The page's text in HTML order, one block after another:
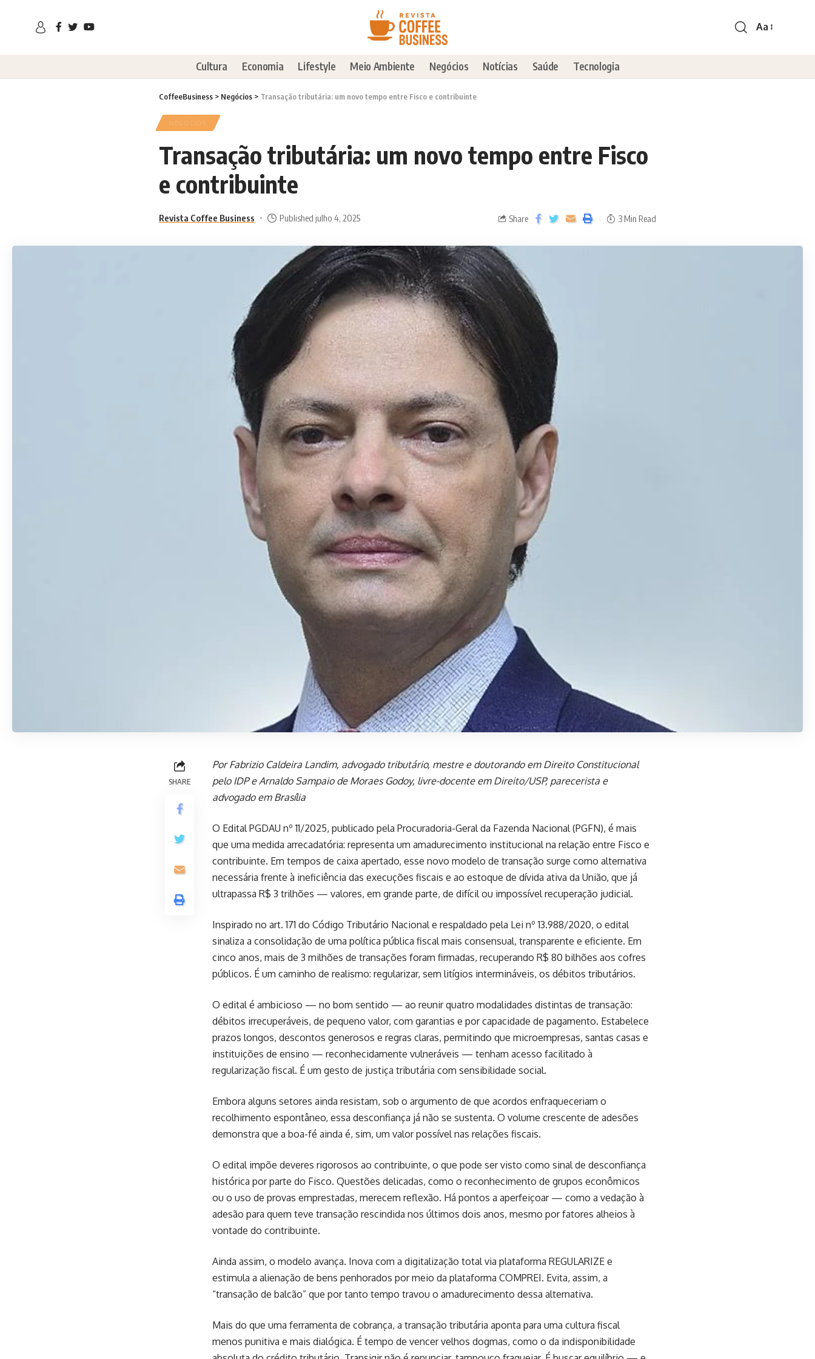
Aa
Cultura Economia Lifestyle Meio Ambiente Negócios Notícias Saúde Tecnologia
CoffeeBusiness > Negócios > Transação tributária: um novo tempo entre Fisco e contribuinte
NEGÓCIOS
Transação tributária: um novo tempo entre Fisco
e contribuinte
Revista Coffee Business Published julho 4, 2025 Share 3 Min Read
SHARE
Por Fabrizio Caldeira Landim, advogado tributário, mestre e doutorando em Direito Constitucional
pelo IDP e Arnaldo Sampaio de Moraes Godoy, livre-docente em Direito/USP, parecerista e
advogado em Brasília
O Edital PGDAU nº 11/2025, publicado pela Procuradoria-Geral da Fazenda Nacional (PGFN), é mais
que uma medida arrecadatória: representa um amadurecimento institucional na relação entre Fisco e
contribuinte. Em tempos de caixa apertado, esse novo modelo de transação surge como alternativa
necessária frente à ineficiência das execuções fiscais e ao estoque de dívida ativa da União, que já
ultrapassa R$ 3 trilhões — valores, em grande parte, de difícil ou impossível recuperação judicial.
Inspirado no art. 171 do Código Tributário Nacional e respaldado pela Lei nº 13.988/2020, o edital
sinaliza a consolidação de uma política pública fiscal mais consensual, transparente e eficiente. Em
cinco anos, mais de 3 milhões de transações foram firmadas, recuperando R$ 80 bilhões aos cofres
públicos. É um caminho de realismo: regularizar, sem litígios intermináveis, os débitos tributários.
O edital é ambicioso — no bom sentido — ao reunir quatro modalidades distintas de transação:
débitos irrecuperáveis, de pequeno valor, com garantias e por capacidade de pagamento. Estabelece
prazos longos, descontos generosos e regras claras, permitindo que microempresas, santas casas e
instituições de ensino — reconhecidamente vulneráveis — tenham acesso facilitado à
regularização fiscal. É um gesto de justiça tributária com sensibilidade social.
Embora alguns setores ainda resistam, sob o argumento de que acordos enfraqueceriam o
recolhimento espontâneo, essa desconfiança já não se sustenta. O volume crescente de adesões
demonstra que a boa-fé ainda é, sim, um valor possível nas relações fiscais.
O edital impõe deveres rigorosos ao contribuinte, o que pode ser visto como sinal de desconfiança
histórica por parte do Fisco. Questões delicadas, como o reconhecimento de grupos econômicos
ou o uso de provas emprestadas, merecem reflexão. Há pontos a aperfeiçoar — como a vedação à
adesão para quem teve transação rescindida nos últimos dois anos, mesmo por fatores alheios à
vontade do contribuinte.
Ainda assim, o modelo avança. Inova com a digitalização total via plataforma REGULARIZE e
estimula a alienação de bens penhorados por meio da plataforma COMPREI. Evita, assim, a
“transação de balcão” que por tanto tempo travou o amadurecimento dessa alternativa.
Mais do que uma ferramenta de cobrança, a transação tributária aponta para uma cultura fiscal
menos punitiva e mais dialógica. É tempo de vencer velhos dogmas, como o da indisponibilidade